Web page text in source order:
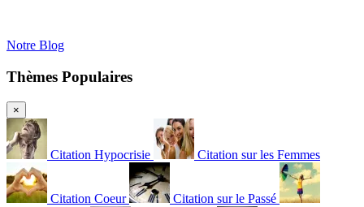
Notre Blog
Thèmes Populaires
×
Citation Hypocrisie Citation sur les Femmes
Citation Coeur Citation sur le Passé